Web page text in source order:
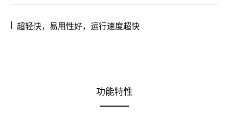
超轻快，易用性好，运行速度超快
功能特性